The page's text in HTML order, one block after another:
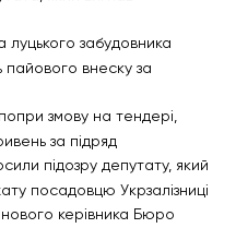
забудовника
пайового внеску за
змову на тендері,
за підряд
підозру депутату, який
посадовцю Укрзалізниці
керівника Бюро